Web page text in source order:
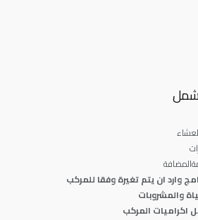
وارد ان يتم تغيرة وفقا للمركب
والمشروبات
اكراميات المركب